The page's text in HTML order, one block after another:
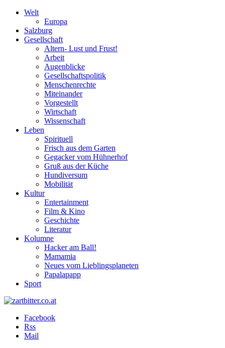
Welt
Europa
Salzburg
Gesellschaft
Altern- Lust und Frust!
Arbeit
Augenblicke
Gesellschaftspolitik
Menschenrechte
Miteinander
Vorgestellt
Wirtschaft
Wissenschaft
Leben
Spirituell
Frisch aus dem Garten
Gegacker vom Hühnerhof
Gruß aus der Küche
Hundiversum
Mobilität
Kultur
Entertainment
Film & Kino
Geschichte
Literatur
Kolumne
Hacker am Ball!
Mamamia
Neues vom Lieblingsplaneten
Papalapapp
Sport
Facebook
Rss
Mail